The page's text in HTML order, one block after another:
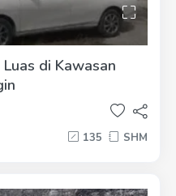
di Kawasan
135 SHM